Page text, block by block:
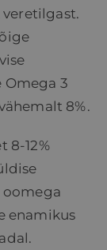
Omega 3
8%.
8-12%
oomega
enamikus